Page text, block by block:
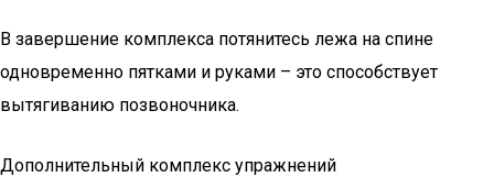
В завершение комплекса потянитесь лежа на спине
одновременно пятками и руками – это способствует
вытягиванию позвоночника.
Дополнительный комплекс упражнений